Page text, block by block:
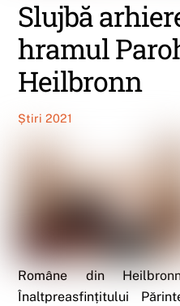
Slujbă
hramul
Heilbronn
Știri 2021
Române din
Înaltpreasfințitului